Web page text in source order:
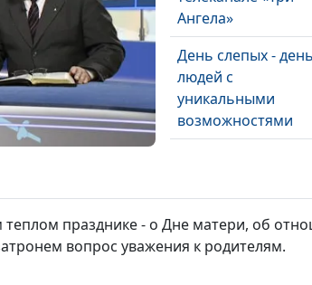
Ангела»
День слепых - день
людей с
уникальными
возможностями
истоки и значение
праздника
Религиозная
празднике - о Дне матери, об
вопрос уважения к родителям.